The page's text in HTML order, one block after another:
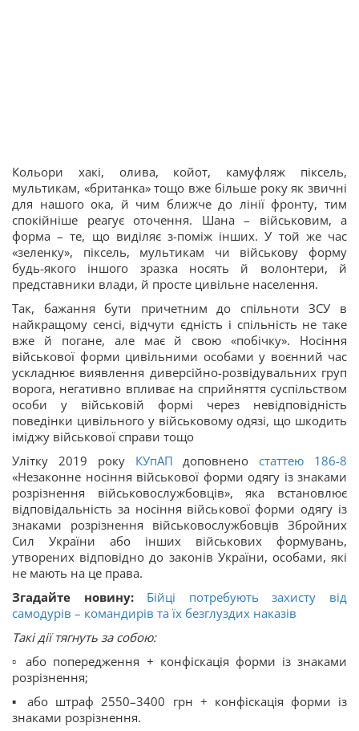
Кольори хакі, олива, койот, камуфляж піксель,
мультикам, «британка» тощо вже більше року як звичні
для нашого ока, й чим ближче до лінії фронту, тим
спокійніше реагує оточення. Шана – військовим, а
форма – те, що виділяє з-поміж інших. У той же час
«зеленку», піксель, мультикам чи військову форму
будь-якого іншого зразка носять й волонтери, й
представники влади, й просте цивільне населення.
Так, бажання бути причетним до спільноти ЗСУ в
найкращому сенсі, відчути єдність і спільність не таке
вже й погане, але має й свою «побічку». Носіння
військової форми цивільними особами у воєнний час
ускладнює виявлення диверсійно-розвідувальних груп
ворога, негативно впливає на сприйняття суспільством
особи у військовій формі через невідповідність
поведінки цивільного у військовому одязі, що шкодить
іміджу військової справи тощо
Улітку 2019 року КУпАП доповненостаттею 186-8
«Незаконне носіння військової форми одягу із знаками
розрізнення військовослужбовців», яка встановлює
відповідальність за носіння військової форми одягу із
знаками розрізнення військовослужбовців Збройних
Сил України або інших військових формувань,
утворених відповідно до законів України, особами, які
не мають на це права.
Згадайте новину:
Бійці потребують захисту від
самодурів – командирів та їх безглуздих наказів
Такі дії тягнуть за собою:
▫️ або попередження + конфіскація форми із знаками
розрізнення;
▪️ або штраф 2550–3400 грн + конфіскація форми із
знаками розрізнення.